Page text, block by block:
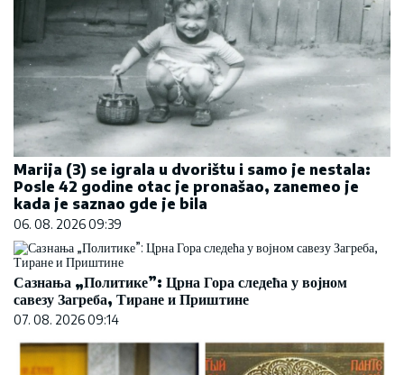
Marija (3) se igrala u dvorištu i samo je nestala:
Posle 42 godine otac je pronašao, zanemeo je
kada je saznao gde je bila
06. 08. 2026 09:39
Сазнања „Политике”: Црна Гора следећа у војном
савезу Загреба, Тиране и Приштине
07. 08. 2026 09:14